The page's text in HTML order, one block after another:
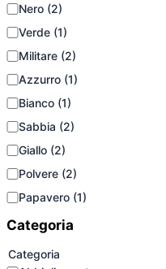
Nero (2)
Verde (1)
Militare (2)
Azzurro (1)
Bianco (1)
Sabbia (2)
Giallo (2)
Polvere (2)
Papavero (1)
Categoria
Categoria